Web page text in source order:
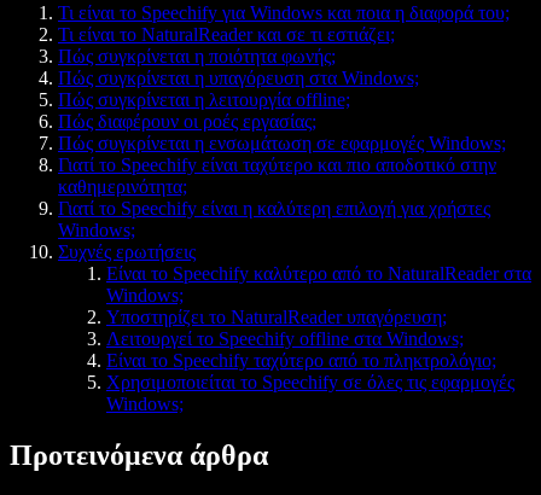
Τι είναι το Speechify για Windows και ποια η διαφορά του;
Τι είναι το NaturalReader και σε τι εστιάζει;
Πώς συγκρίνεται η ποιότητα φωνής;
Πώς συγκρίνεται η υπαγόρευση στα Windows;
Πώς συγκρίνεται η λειτουργία offline;
Πώς διαφέρουν οι ροές εργασίας;
Πώς συγκρίνεται η ενσωμάτωση σε εφαρμογές Windows;
Γιατί το Speechify είναι ταχύτερο και πιο αποδοτικό στην
καθημερινότητα;
Γιατί το Speechify είναι η καλύτερη επιλογή για χρήστες
Windows;
Συχνές ερωτήσεις
Είναι το Speechify καλύτερο από το NaturalReader στα
Windows;
Υποστηρίζει το NaturalReader υπαγόρευση;
Λειτουργεί το Speechify offline στα Windows;
Είναι το Speechify ταχύτερο από το πληκτρολόγιο;
Χρησιμοποιείται το Speechify σε όλες τις εφαρμογές
Windows;
Προτεινόμενα άρθρα